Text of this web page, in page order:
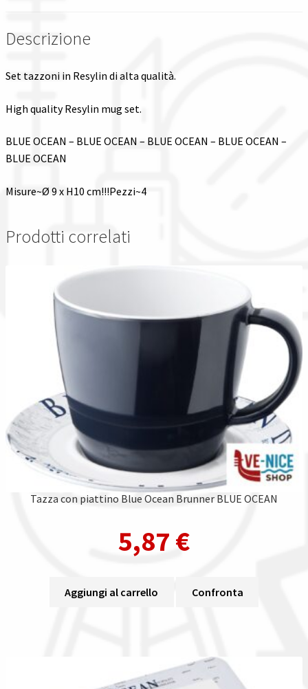
Tutte le categorie dei prodotti
Il mio account
Descrizione
Set tazzoni in Resylin di alta qualità.
High quality Resylin mug set.
BLUE OCEAN – BLUE OCEAN – BLUE OCEAN – BLUE OCEAN –
BLUE OCEAN
Misure~Ø 9 x H10 cm!!!Pezzi~4
Prodotti correlati
Tazza con piattino Blue Ocean Brunner BLUE OCEAN
5,87 €
Aggiungi al carrello Confronta